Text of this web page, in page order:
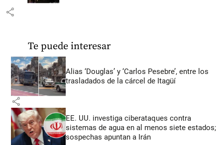
share
Te puede interesar
Alias ‘Douglas’ y ‘Carlos Pesebre’, entre los
trasladados de la cárcel de Itagüí
share
EE. UU. investiga ciberataques contra
sistemas de agua en al menos siete estados;
sospechas apuntan a Irán